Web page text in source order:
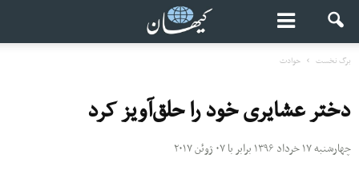
برگ نخست حوادث
دختر عشایری خود را حلق‌آویز کرد
چهارشنبه ۱۷ خرداد ۱۳۹۶ برابر با ۰۷ ژوئن ۲۰۱۷